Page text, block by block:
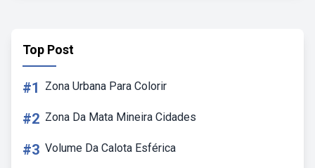
Top Post
#1 Zona Urbana Para Colorir
#2 Zona Da Mata Mineira Cidades
#3 Volume Da Calota Esférica